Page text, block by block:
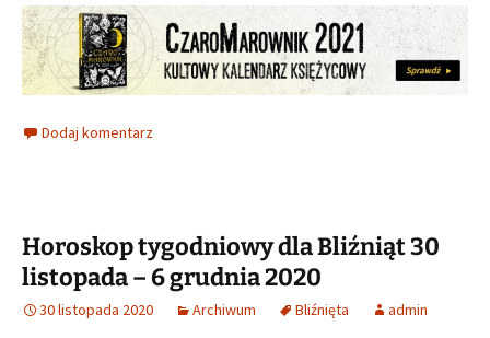
Dodaj komentarz
Horoskop tygodniowy dla Bliźniąt 30
listopada – 6 grudnia 2020
30 listopada 2020 Archiwum Bliźnięta admin